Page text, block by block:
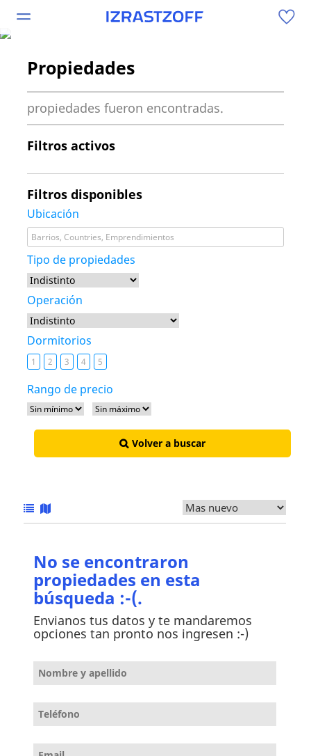
Propiedades
propiedades fueron encontradas.
Filtros activos
Filtros disponibles
Ubicación
Barrios, Countries, Emprendimientos
Tipo de propiedades
Operación
Dormitorios
1 2 3 4 5
Rango de precio
Volver a buscar
No se encontraron
propiedades en esta
búsqueda :-(.
Envianos tus datos y te mandaremos
opciones tan pronto nos ingresen :-)